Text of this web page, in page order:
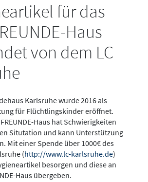
für das
Haus
von dem LC
Karlsruhe wurde 2016 als
für Flüchtlingskinder eröffnet.
Haus hat Schwierigkeiten
Situtation und kann Unterstützung
Mit einer Spende über 1000€ des
(http://www.lc-karlsruhe.de)
besorgen und diese an
Haus übergeben.